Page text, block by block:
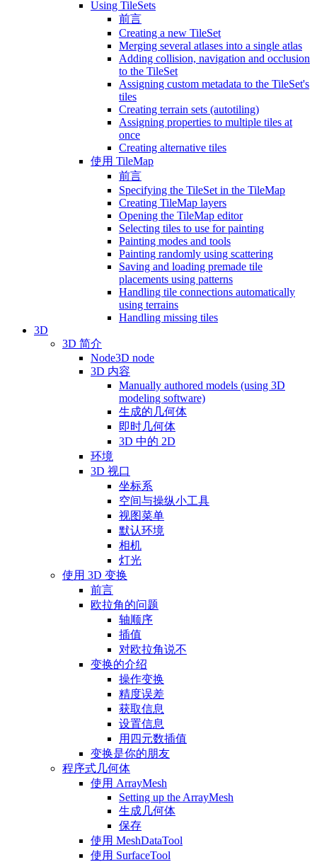
Using TileSets
前言
Creating a new TileSet
Merging several atlases into a single atlas
Adding collision, navigation and occlusion
to the TileSet
Assigning custom metadata to the TileSet's
tiles
Creating terrain sets (autotiling)
Assigning properties to multiple tiles at
once
Creating alternative tiles
使用 TileMap
前言
Specifying the TileSet in the TileMap
Creating TileMap layers
Opening the TileMap editor
Selecting tiles to use for painting
Painting modes and tools
Painting randomly using scattering
Saving and loading premade tile
placements using patterns
Handling tile connections automatically
using terrains
Handling missing tiles
3D
3D 简介
Node3D node
3D 内容
Manually authored models (using 3D
modeling software)
生成的几何体
即时几何体
3D 中的 2D
环境
3D 视口
坐标系
空间与操纵小工具
视图菜单
默认环境
相机
灯光
使用 3D 变换
前言
欧拉角的问题
轴顺序
插值
对欧拉角说不
变换的介绍
操作变换
精度误差
获取信息
设置信息
用四元数插值
变换是你的朋友
程序式几何体
使用 ArrayMesh
Setting up the ArrayMesh
生成几何体
保存
使用 MeshDataTool
使用 SurfaceTool